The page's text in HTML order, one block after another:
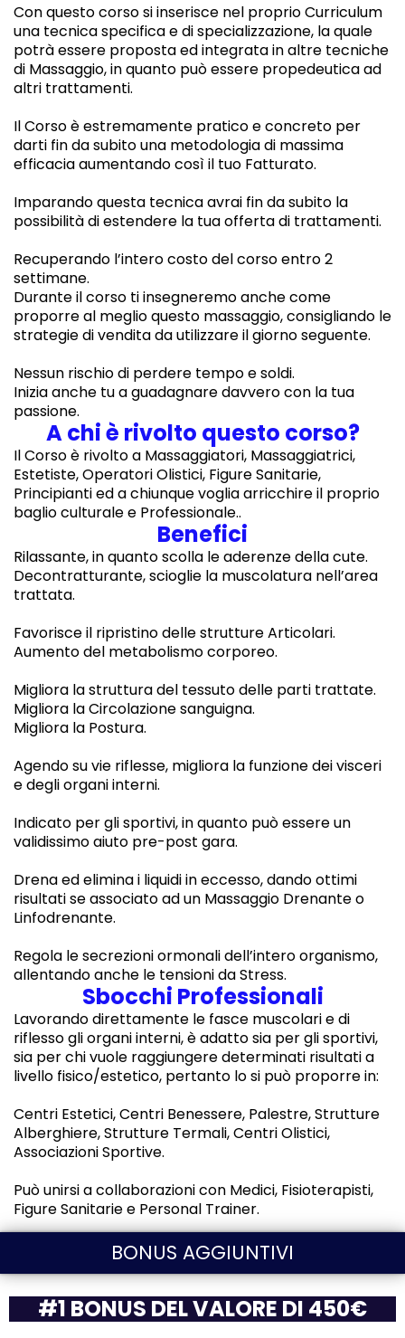
Con questo corso si inserisce nel proprio Curriculum
una tecnica specifica e di specializzazione, la quale
potrà essere proposta ed integrata in altre tecniche
di Massaggio, in quanto può essere propedeutica ad
altri trattamenti.
Il Corso è estremamente pratico e concreto per
darti fin da subito una metodologia di massima
efficacia aumentando così il tuo Fatturato.
Imparando questa tecnica avrai fin da subito la
possibilità di estendere la tua offerta di trattamenti.
Recuperando l’intero costo del corso entro 2
settimane.
Durante il corso ti insegneremo anche come
proporre al meglio questo massaggio, consigliando le
strategie di vendita da utilizzare il giorno seguente.
Nessun rischio di perdere tempo e soldi.
Inizia anche tu a guadagnare davvero con la tua
passione.
A chi è rivolto questo corso?
Il Corso è rivolto a Massaggiatori, Massaggiatrici,
Estetiste, Operatori Olistici, Figure Sanitarie,
Principianti ed a chiunque voglia arricchire il proprio
baglio culturale e Professionale..
Benefici
Rilassante, in quanto scolla le aderenze della cute.
Decontratturante, scioglie la muscolatura nell’area
trattata.
Favorisce il ripristino delle strutture Articolari.
Aumento del metabolismo corporeo.
Migliora la struttura del tessuto delle parti trattate.
Migliora la Circolazione sanguigna.
Migliora la Postura.
Agendo su vie riflesse, migliora la funzione dei visceri
e degli organi interni.
Indicato per gli sportivi, in quanto può essere un
validissimo aiuto pre-post gara.
Drena ed elimina i liquidi in eccesso, dando ottimi
risultati se associato ad un Massaggio Drenante o
Linfodrenante.
Regola le secrezioni ormonali dell’intero organismo,
allentando anche le tensioni da Stress.
Sbocchi Professionali
Lavorando direttamente le fasce muscolari e di
riflesso gli organi interni, è adatto sia per gli sportivi,
sia per chi vuole raggiungere determinati risultati a
livello fisico/estetico, pertanto lo si può proporre in:
Centri Estetici, Centri Benessere, Palestre, Strutture
Alberghiere, Strutture Termali, Centri Olistici,
Associazioni Sportive.
Può unirsi a collaborazioni con Medici, Fisioterapisti,
Figure Sanitarie e Personal Trainer.
BONUS AGGIUNTIVI
#1 BONUS DEL VALORE DI 450€